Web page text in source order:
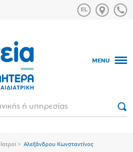
MENU
Ιατροί Αλεξάνδρου Κωνσταντίνος